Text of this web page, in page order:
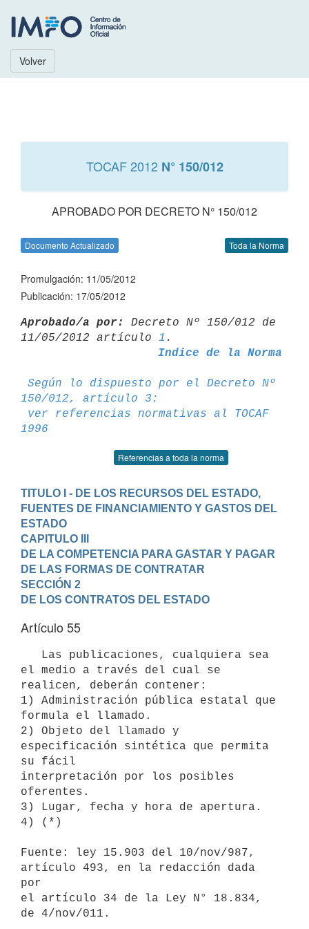
Volver
TOCAF 2012 N° 150/012
APROBADO POR DECRETO N° 150/012
Documento Actualizado Toda la Norma
Promulgación: 11/05/2012
Publicación: 17/05/2012
Aprobado/a por:
Decreto Nº 150/012 de
11/05/2012 artículo 1
Indice de la Norma
Según lo dispuesto por el Decreto Nº
150/012, artículo 3:
ver referencias normativas al TOCAF
1996
Referencias a toda la norma
TITULO I - DE LOS RECURSOS DEL ESTADO,
FUENTES DE FINANCIAMIENTO Y GASTOS DEL
ESTADO
CAPITULO III
DE LA COMPETENCIA PARA GASTAR Y PAGAR
DE LAS FORMAS DE CONTRATAR
SECCIÓN 2
DE LOS CONTRATOS DEL ESTADO
Artículo 55
el medio a través del cual se
realicen, deberán contener:
1) Administración pública estatal que
formula el llamado.
2) Objeto del llamado y
especificación sintética que permita
su fácil
interpretación por los posibles
oferentes.
3) Lugar, fecha y hora de apertura.
4) (*)
Fuente: ley 15.903 del 10/nov/987,
artículo 493, en la redacción dada
por
el artículo 34 de la Ley N° 18.834,
de 4/nov/011.